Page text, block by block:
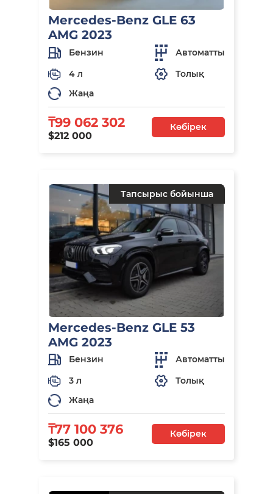
Mercedes-Benz GLE 63
AMG 2023
Бензин
Автоматты
4 л
Толық
Жаңа
₸99 062 302
$212 000
Көбірек
Тапсырыс бойынша
Mercedes-Benz GLE 53
AMG 2023
Бензин
Автоматты
3 л
Толық
Жаңа
₸77 100 376
$165 000
Көбірек